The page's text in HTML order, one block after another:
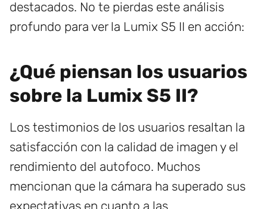
destacados. No te pierdas este análisis
profundo para ver la Lumix S5 II en acción:
¿Qué piensan los usuarios
sobre la Lumix S5 II?
Los testimonios de los usuarios resaltan la
satisfacción con la calidad de imagen y el
rendimiento del autofoco. Muchos
mencionan que la cámara ha superado sus
expectativas en cuanto a las